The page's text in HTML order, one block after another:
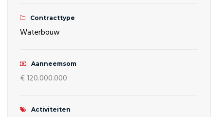
Contracttype
Waterbouw
Aanneemsom
€ 120.000.000
Activiteiten